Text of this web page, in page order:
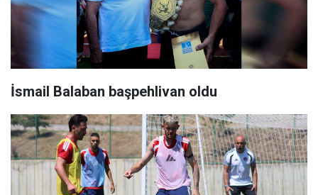
İsmail Balaban başpehlivan oldu